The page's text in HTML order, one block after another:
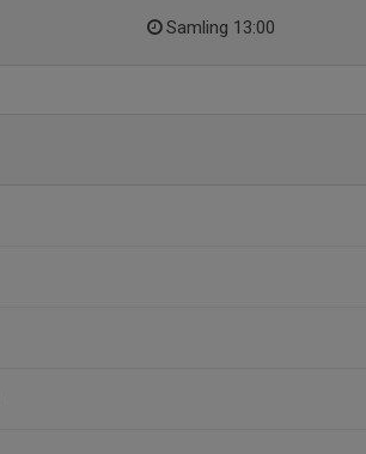
Samling 13:00